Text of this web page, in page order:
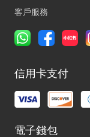
客戶服務
信用卡支付
電子錢包